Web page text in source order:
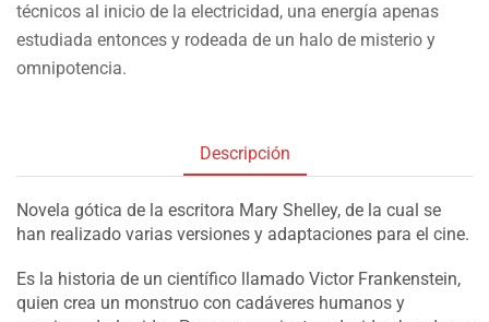
técnicos al inicio de la electricidad, una energía apenas
estudiada entonces y rodeada de un halo de misterio y
omnipotencia.
Descripción
Novela gótica de la escritora Mary Shelley, de la cual se
han realizado varias versiones y adaptaciones para el cine.
Es la historia de un científico llamado Victor Frankenstein,
quien crea un monstruo con cadáveres humanos y